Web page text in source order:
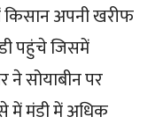
किसान अपनी खरीफ
पहुंचे जिसमें
ने सोयाबीन पर
में मंडी में अधिक